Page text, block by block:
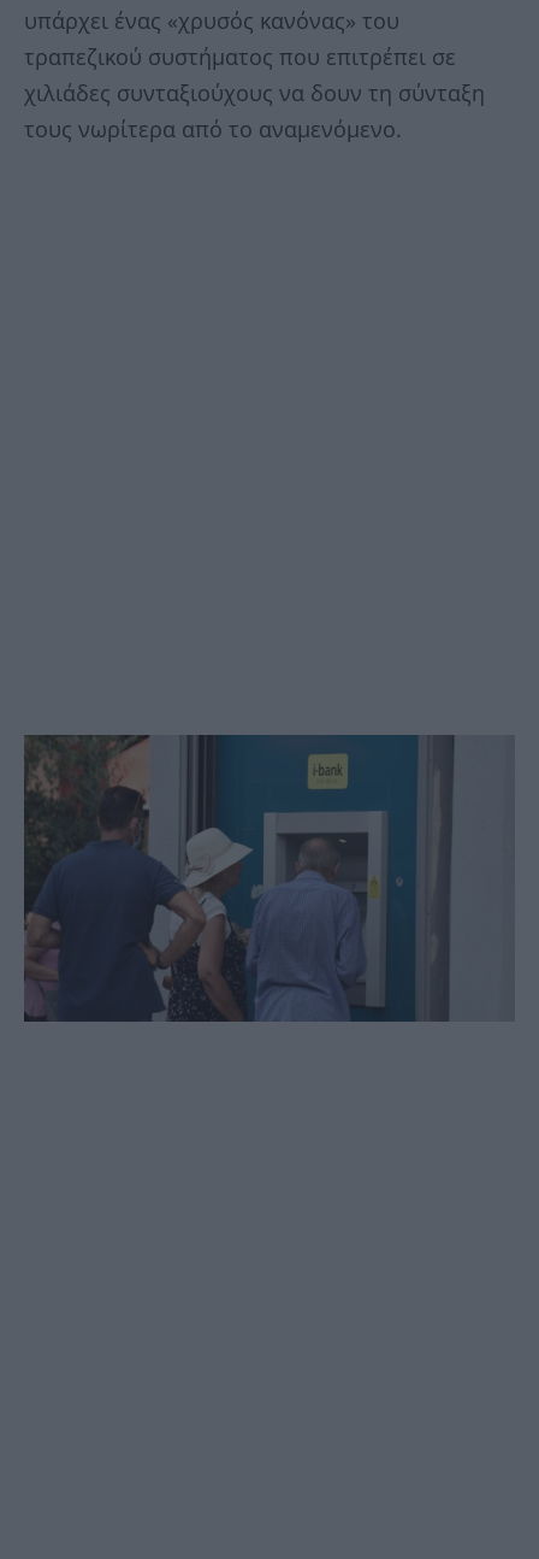
υπάρχει ένας «χρυσός κανόνας» του
τραπεζικού συστήματος που επιτρέπει σε
χιλιάδες συνταξιούχους να δουν τη σύνταξη
τους νωρίτερα από το αναμενόμενο.